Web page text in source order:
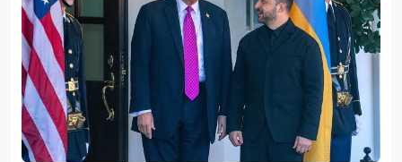
ВНИМАНИЮ
желающих приобрести новое, полностью
отремонтированное жилье
16:16, 05.08.2026
Определён минимальный порог суммы электронных
переводов
16:00, 05.08.2026
Хикмет Гаджиев: Азербайджан доказал приверженность
мирному процессу с Арменией на практике
15:48, 05.08.2026